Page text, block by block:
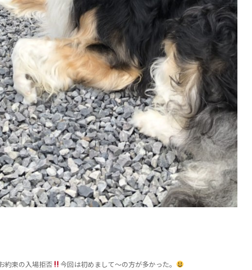
約束の入場拒否 今回は初めまして～の方が多かった。